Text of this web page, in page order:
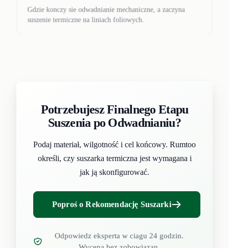
Gdzie konczy sie odwadnianie mechaniczne, a zaczyna
suszenie termiczne na liniach foliowych.
Potrzebujesz Finalnego Etapu
Suszenia po Odwadnianiu?
Podaj materiał, wilgotność i cel końcowy. Rumtoo
określi, czy suszarka termiczna jest wymagana i
jak ją skonfigurować.
Poproś o Rekomendację Suszarki
Odpowiedz eksperta w ciagu 24 godzin.